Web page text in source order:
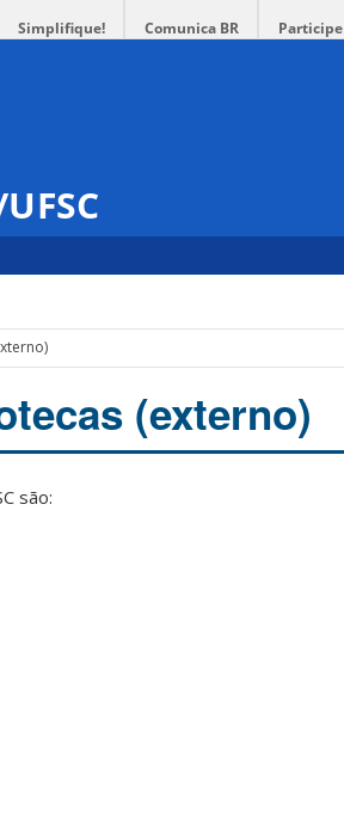
Simplifique! Comunica BR Participe
(externo)
são: